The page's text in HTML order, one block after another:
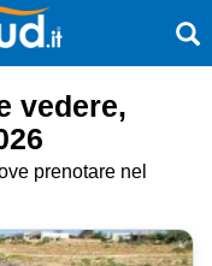
vedere,
prenotare nel